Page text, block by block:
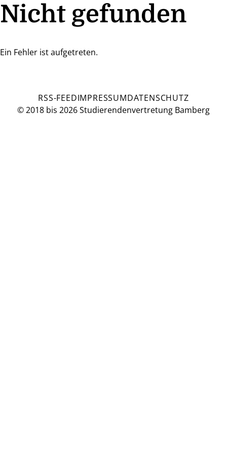
Nicht gefunden
Ein Fehler ist aufgetreten.
© 2018 bis 2026 Studierendenvertretung Bamberg
RSS-FEEDIMPRESSUMDATENSCHUTZ